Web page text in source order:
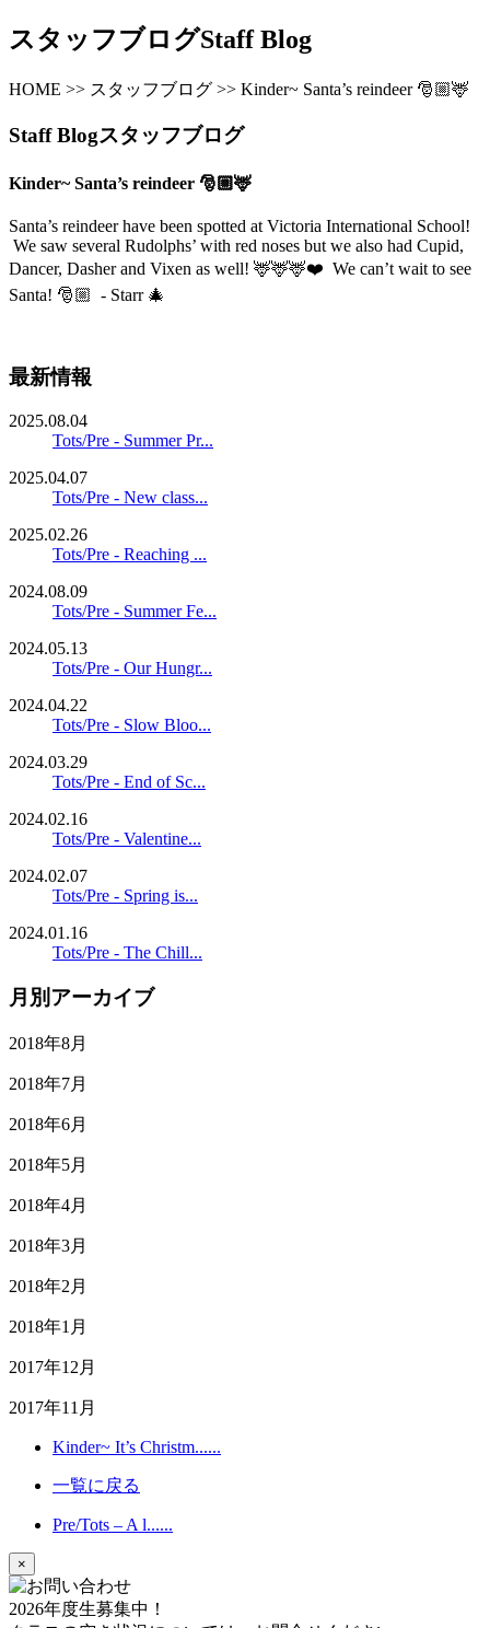
スタッフブログStaff Blog
HOME >> スタッフブログ >> Kinder~ Santa’s reindeer 🎅🏼🦌
Staff Blogスタッフブログ
Kinder~ Santa’s reindeer 🎅🏼🦌
Santa’s reindeer have been spotted at Victoria International School!
We saw several Rudolphs’ with red noses but we also had Cupid,
Dancer, Dasher and Vixen as well! 🦌🦌🦌❤️ We can’t wait to see
Santa! 🎅🏼 - Starr 🎄
最新情報
2025.08.04
Tots/Pre - Summer Pr...
2025.04.07
Tots/Pre - New class...
2025.02.26
Tots/Pre - Reaching ...
2024.08.09
Tots/Pre - Summer Fe...
2024.05.13
Tots/Pre - Our Hungr...
2024.04.22
Tots/Pre - Slow Bloo...
2024.03.29
Tots/Pre - End of Sc...
2024.02.16
Tots/Pre - Valentine...
2024.02.07
Tots/Pre - Spring is...
2024.01.16
Tots/Pre - The Chill...
月別アーカイブ
2018年8月
2018年7月
2018年6月
2018年5月
2018年4月
2018年3月
2018年2月
2018年1月
2017年12月
2017年11月
Kinder~ It’s Christm......
一覧に戻る
Pre/Tots – A l......
×
2026年度生募集中！